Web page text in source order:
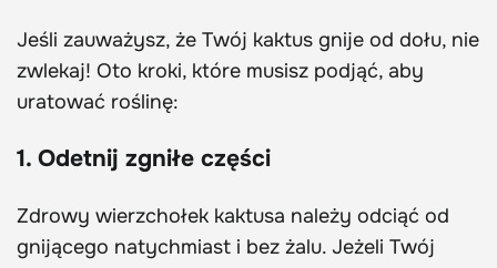
Jeśli zauważysz, że Twój kaktus gnije od dołu, nie
zwlekaj! Oto kroki, które musisz podjąć, aby
uratować roślinę:
1. Odetnij zgniłe części
Zdrowy wierzchołek kaktusa należy odciąć od
gnijącego natychmiast i bez żalu. Jeżeli Twój